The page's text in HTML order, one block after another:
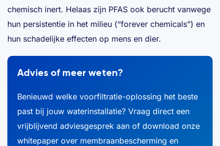
chemisch inert. Helaas zijn PFAS ook berucht vanwege
hun persistentie in het milieu (“forever chemicals”) en
hun schadelijke effecten op mens en dier.
Advies of meer weten?
Benieuwd welke voorfiltratie-oplossing het beste
past bij jouw waterinstallatie? Vraag direct een
vrijblijvend adviesgesprek aan of download onze
whitepaper over membraanbescherming en